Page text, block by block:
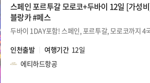
스페인 포르투갈 모로코+두바이 12일 [가성
블랑카 #페스
인천출발
여행기간 12일
에티하드항공